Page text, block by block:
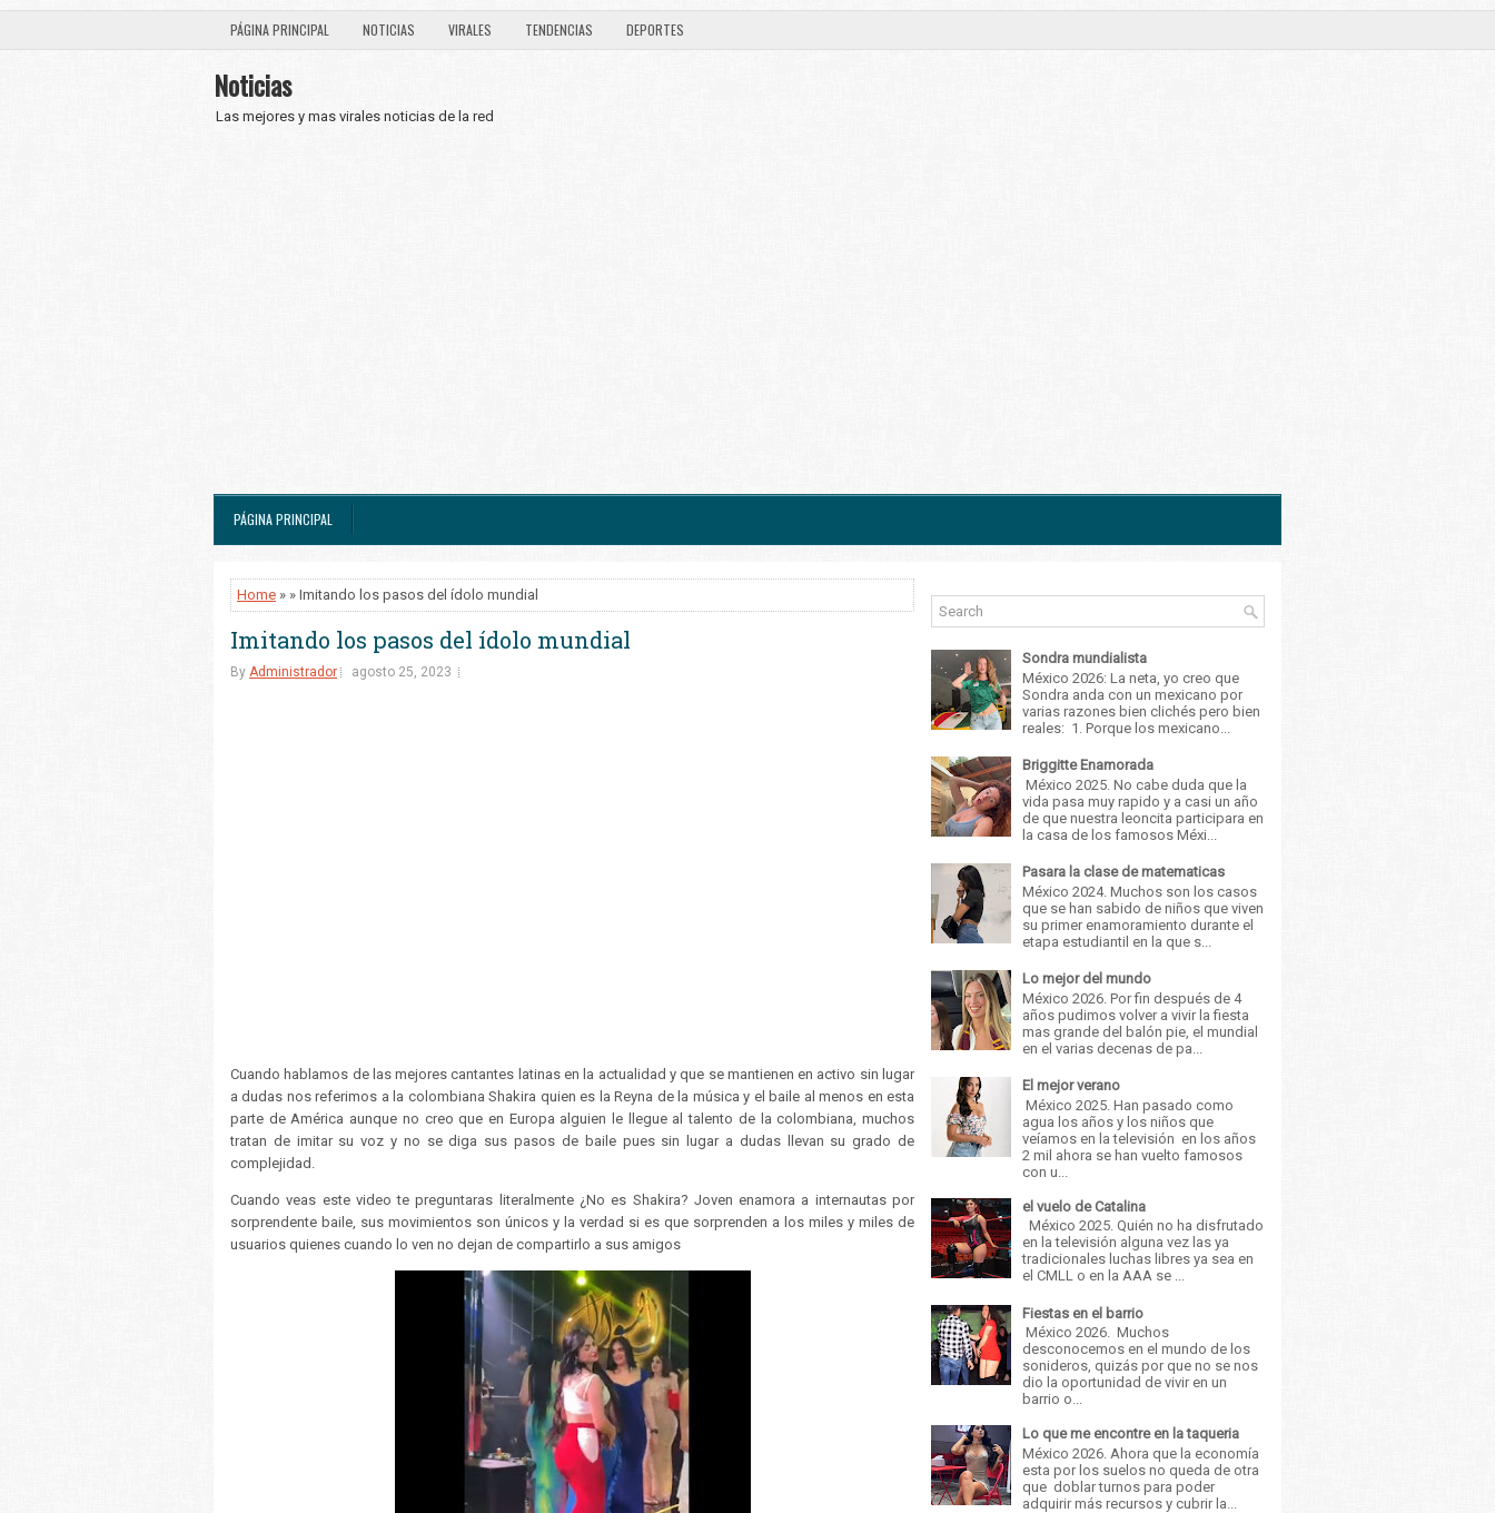
PÁGINA PRINCIPAL NOTICIAS VIRALES TENDENCIAS DEPORTES
Noticias
Las mejores y mas virales noticias de la red
PÁGINA PRINCIPAL
Home » » Imitando los pasos del ídolo mundial
Imitando los pasos del ídolo mundial
By Administrador agosto 25, 2023
Cuando hablamos de las mejores cantantes latinas en la actualidad y que se mantienen en activo sin lugar
a dudas nos referimos a la colombiana Shakira quien es la Reyna de la música y el baile al menos en esta
parte de América aunque no creo que en Europa alguien le llegue al talento de la colombiana, muchos
tratan de imitar su voz y no se diga sus pasos de baile pues sin lugar a dudas llevan su grado de
complejidad.
Cuando veas este video te preguntaras literalmente ¿No es Shakira? Joven enamora a internautas por
sorprendente baile, sus movimientos son únicos y la verdad si es que sorprenden a los miles y miles de
usuarios quienes cuando lo ven no dejan de compartirlo a sus amigos
Sondra mundialista
México 2026: La neta, yo creo que
Sondra anda con un mexicano por
varias razones bien clichés pero bien
reales: 1. Porque los mexicano...
Briggitte Enamorada
México 2025. No cabe duda que la
vida pasa muy rapido y a casi un año
de que nuestra leoncita participara en
la casa de los famosos Méxi...
Pasara la clase de matematicas
México 2024. Muchos son los casos
que se han sabido de niños que viven
su primer enamoramiento durante el
etapa estudiantil en la que s...
Lo mejor del mundo
México 2026. Por fin después de 4
años pudimos volver a vivir la fiesta
mas grande del balón pie, el mundial
en el varias decenas de pa...
El mejor verano
México 2025. Han pasado como
agua los años y los niños que
veíamos en la televisión en los años
2 mil ahora se han vuelto famosos
con u...
el vuelo de Catalina
México 2025. Quién no ha disfrutado
en la televisión alguna vez las ya
tradicionales luchas libres ya sea en
el CMLL o en la AAA se ...
Fiestas en el barrio
México 2026. Muchos
desconocemos en el mundo de los
sonideros, quizás por que no se nos
dio la oportunidad de vivir en un
barrio o...
Lo que me encontre en la taqueria
México 2026. Ahora que la economía
esta por los suelos no queda de otra
que doblar turnos para poder
adquirir más recursos y cubrir la...